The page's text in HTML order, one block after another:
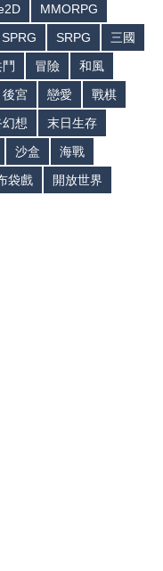
MMORPG
SPRG SRPG
三國
冒險
和風
後宮 戀愛
戰棋
想
末日生存
沙盒
海戰
袋戲
開放世界